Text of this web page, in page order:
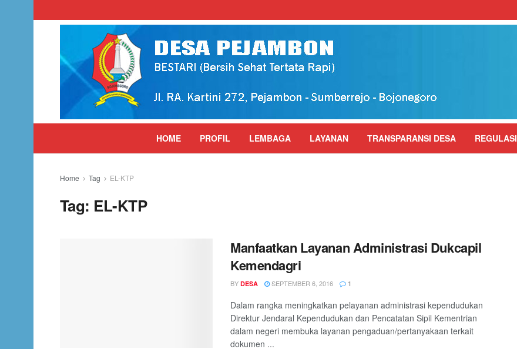
HOME PROFIL LEMBAGA LAYANAN TRANSPARANSI DESA REGULASI
Home Tag EL-KTP
Tag: EL-KTP
Manfaatkan Layanan Administrasi Dukcapil
Kemendagri
BY DESA SEPTEMBER 6, 2016 1
Dalam rangka meningkatkan pelayanan administrasi kependudukan
Direktur Jendaral Kependudukan dan Pencatatan Sipil Kementrian
dalam negeri membuka layanan pengaduan/pertanyakaan terkait
dokumen ...